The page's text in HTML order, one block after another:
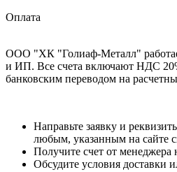
Оплата
ООО "ХК "Голиаф-Металл"
и ИП. Все счета включают НДС
банковским переводом на
Направьте заявку и
любым, указанным на сайте
Получите счет от менеджера
Обсудите условия доставки